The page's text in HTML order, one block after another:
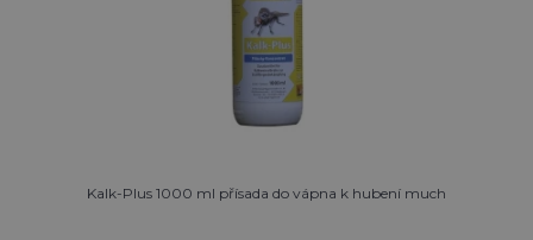
Kalk-Plus 1000 ml přísada do vápna k hubení much